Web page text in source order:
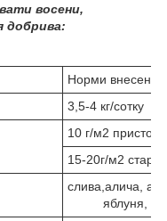
восени,
добрива:
Норми внесення
3,5-4 кг/сотку
10 г/м2
15-20г/м2
яблуня,